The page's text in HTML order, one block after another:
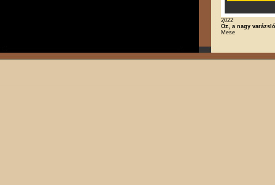
2022
Óz, a nagy varázsló
Mese